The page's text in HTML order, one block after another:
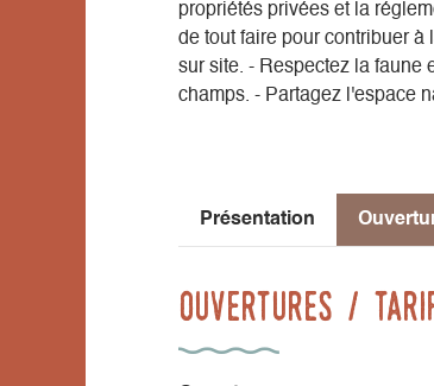
propriétés privées et la
de tout faire pour contribuer à
sur site. - Respectez la faune
champs. - Partagez l'espace
Présentation
Ouvertures /